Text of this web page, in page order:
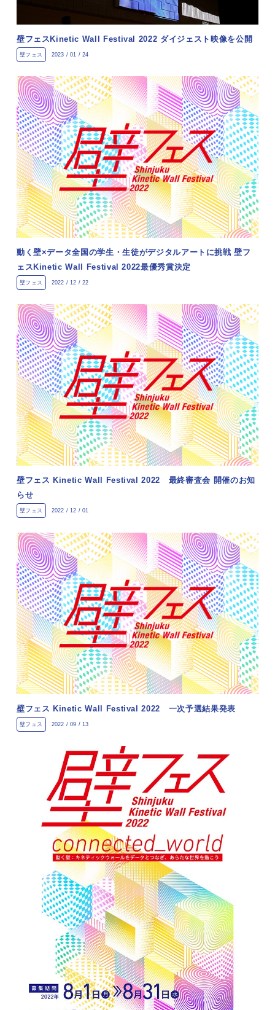
壁フェスKinetic Wall Festival 2022 ダイジェスト映像を公開
壁フェス 2023 / 01 / 24
動く壁×データ全国の学生・生徒がデジタルアートに挑戦 壁フ
ェスKinetic Wall Festival 2022最優秀賞決定
壁フェス 2022 / 12 / 22
壁フェス Kinetic Wall Festival 2022 最終審査会 開催のお知
らせ
壁フェス 2022 / 12 / 01
壁フェス Kinetic Wall Festival 2022 一次予選結果発表
壁フェス 2022 / 09 / 13